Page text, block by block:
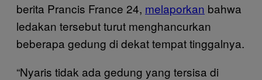
berita Prancis France 24, melaporkan bahwa
ledakan tersebut turut menghancurkan
beberapa gedung di dekat tempat tinggalnya.
“Nyaris tidak ada gedung yang tersisa di